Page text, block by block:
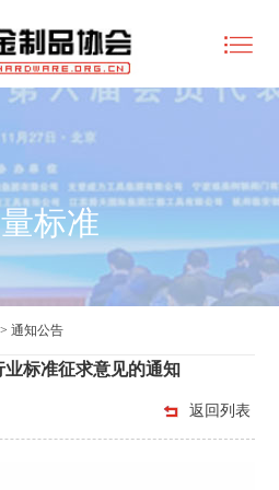
标准
>通知公告
标准征求意见的通知
返回列表